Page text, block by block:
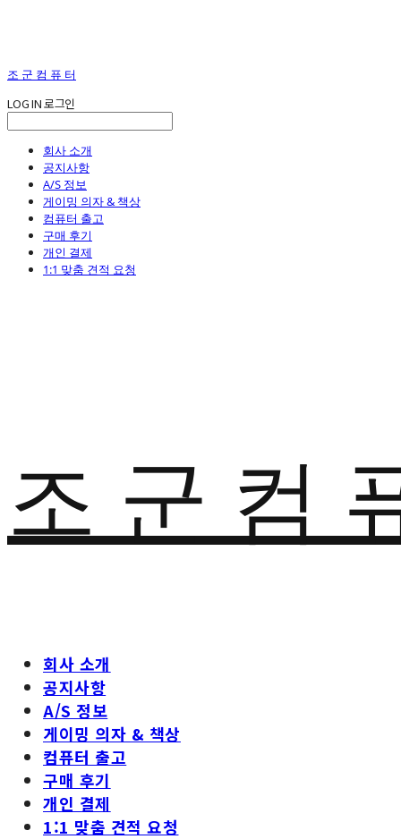
조 군 컴 퓨 터
LOG IN로그인
회사 소개
공지사항
A/S 정보
게이밍 의자 & 책상
컴퓨터 출고
구매 후기
개인 결제
1:1 맞춤 견적 요청
조 군 컴
회사 소개
공지사항
A/S 정보
게이밍 의자 & 책상
컴퓨터 출고
구매 후기
개인 결제
1:1 맞춤 견적 요청